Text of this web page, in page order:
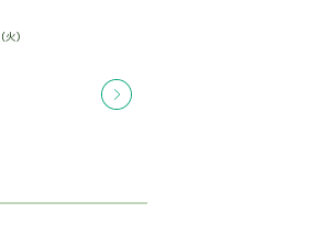
（火）